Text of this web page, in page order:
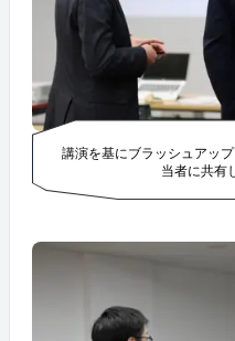
講演を基にブラッシュアッ
当者に共有